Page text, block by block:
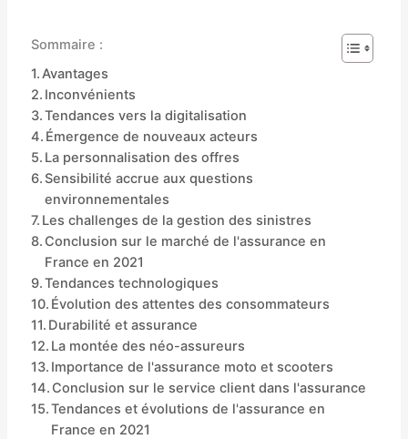
Sommaire :
Avantages
Inconvénients
Tendances vers la digitalisation
Émergence de nouveaux acteurs
La personnalisation des offres
Sensibilité accrue aux questions
environnementales
Les challenges de la gestion des sinistres
Conclusion sur le marché de l'assurance en
France en 2021
Tendances technologiques
Évolution des attentes des consommateurs
Durabilité et assurance
La montée des néo-assureurs
Importance de l'assurance moto et scooters
Conclusion sur le service client dans l'assurance
Tendances et évolutions de l'assurance en
France en 2021